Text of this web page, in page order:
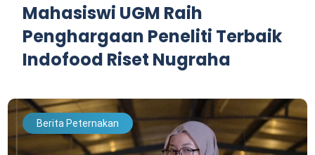
Mahasiswi UGM Raih
Penghargaan Peneliti Terbaik
Indofood Riset Nugraha
Berita Peternakan